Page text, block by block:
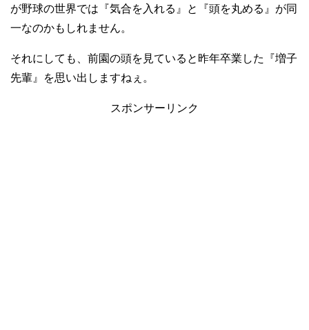
が野球の世界では『気合を入れる』と『頭を丸める』が同
一なのかもしれません。
それにしても、前園の頭を見ていると昨年卒業した『増子
先輩』を思い出しますねぇ。
スポンサーリンク